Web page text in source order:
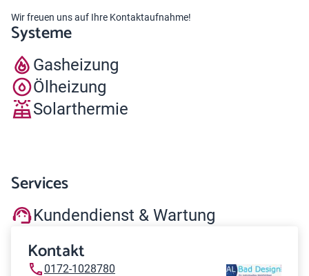
Wir freuen uns auf Ihre Kontaktaufnahme!
Systeme
Gasheizung
Ölheizung
Solarthermie
Services
Kundendienst & Wartung
Kontakt
0172-1028780